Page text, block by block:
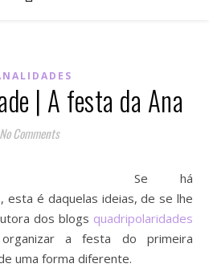
| A festa da Ana
No Comments
Se há
esta é daquelas ideias, de se lhe
dos blogs quadripolaridades
a festa do primeira
uma forma diferente.